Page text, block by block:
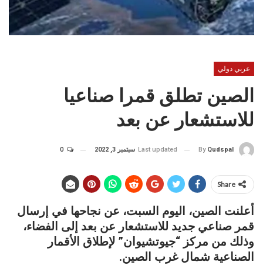
عربي دولي
الصين تطلق قمرا صناعيا
للاستشعار عن بعد
By Qudspal
Last updated سبتمبر 3, 2022
Share
أعلنت الصين، اليوم السبت، عن نجاحها في إرسال
قمر صناعي جديد للاستشعار عن بعد إلى الفضاء،
وذلك من مركز “جيوتشيوان” لإطلاق الأقمار
الصناعية شمال غرب الصين.